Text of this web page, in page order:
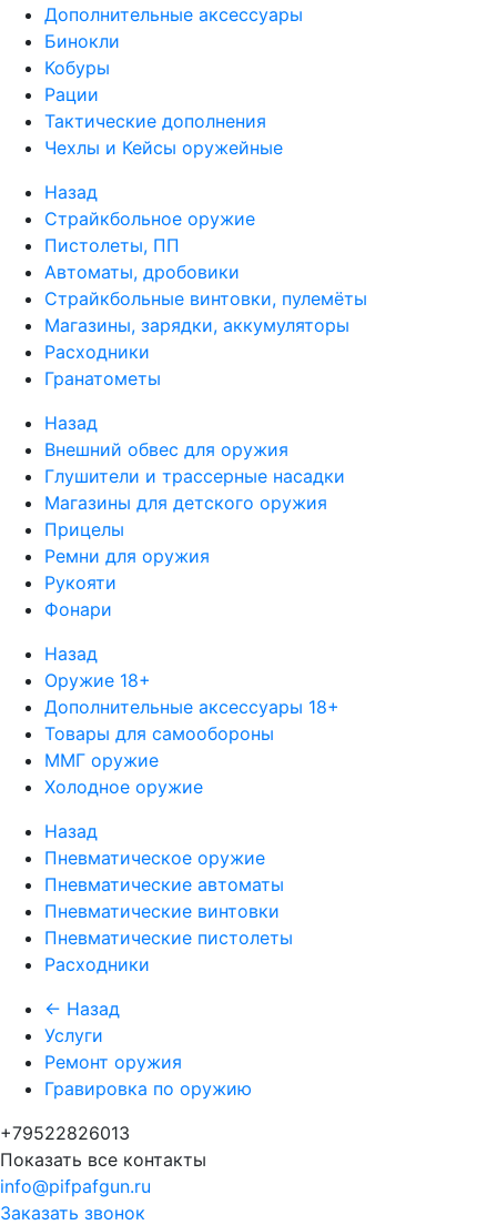
Дополнительные аксессуары
Бинокли
Кобуры
Рации
Тактические дополнения
Чехлы и Кейсы оружейные
Назад
Страйкбольное оружие
Пистолеты, ПП
Автоматы, дробовики
Страйкбольные винтовки, пулемёты
Магазины, зарядки, аккумуляторы
Расходники
Гранатометы
Назад
Внешний обвес для оружия
Глушители и трассерные насадки
Магазины для детского оружия
Прицелы
Ремни для оружия
Рукояти
Фонари
Назад
Оружие 18+
Дополнительные аксессуары 18+
Товары для самообороны
ММГ оружие
Холодное оружие
Назад
Пневматическое оружие
Пневматические автоматы
Пневматические винтовки
Пневматические пистолеты
Расходники
← Назад
Услуги
Ремонт оружия
Гравировка по оружию
+79522826013
Показать все контакты
info@pifpafgun.ru
Заказать звонок